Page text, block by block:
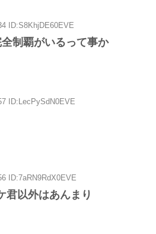
ID:S8KhjDE60EVE
制覇がいるって事か
ID:LecPySdN0EVE
ID:7aRN9RdX0EVE
君以外はあんまり